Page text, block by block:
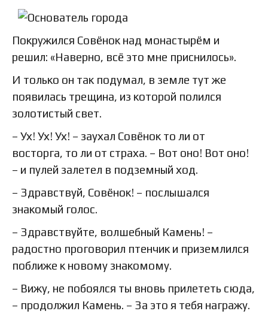
Покружился Совёнок над монастырём и
решил: «Наверно, всё это мне приснилось».
И только он так подумал, в земле тут же
появилась трещина, из которой полился
золотистый свет.
– Ух! Ух! Ух! – заухал Совёнок то ли от
восторга, то ли от страха. – Вот оно! Вот оно!
– и пулей залетел в подземный ход.
– Здравствуй, Совёнок! – послышался
знакомый голос.
– Здравствуйте, волшебный Камень! –
радостно проговорил птенчик и приземлился
поближе к новому знакомому.
– Вижу, не побоялся ты вновь прилететь сюда,
– продолжил Камень. – За это я тебя награжу.